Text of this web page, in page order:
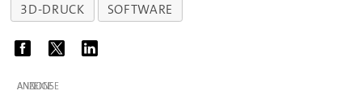
3D-DRUCK
SOFTWARE
ANZEIGE